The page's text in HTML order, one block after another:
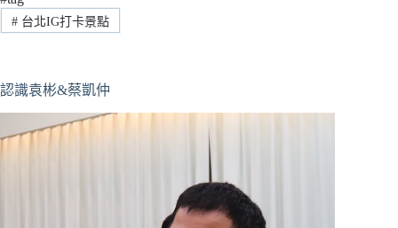
#台北IG打卡景點
認識袁彬&蔡凱仲